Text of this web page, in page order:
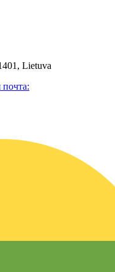
Lietuva
почта: